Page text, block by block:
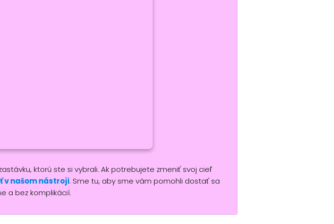
ktorú ste si vybrali. Ak potrebujete zmeniť svoj cieľ
v našom nástroji. Sme tu, aby sme vám pomohli dostať sa
a bez komplikácií.